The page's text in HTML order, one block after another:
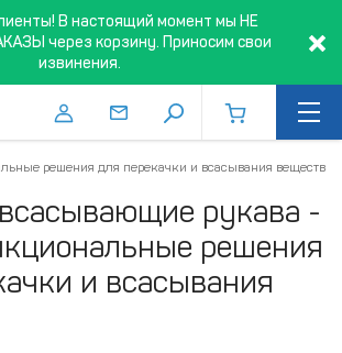
В настоящий момент мы НЕ
через корзину. Приносим свои
извинения.
решения для перекачки и всасывания веществ
рукава -
решения
и всасывания